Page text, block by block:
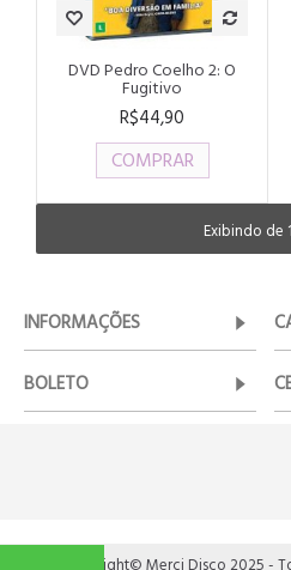
DVD Pedro Coelho 2: O
Fugitivo
R$44,90
COMPRAR
Exibindo de
INFORMAÇÕES
BOLETO